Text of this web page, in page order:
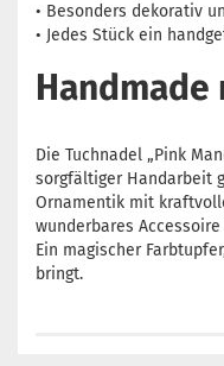
• Besonders dekorativ
• Jedes Stück ein
Handmade
Die Tuchnadel „Pink
sorgfältiger Handarbeit
Ornamentik mit
wunderbares
Ein magischer
bringt.